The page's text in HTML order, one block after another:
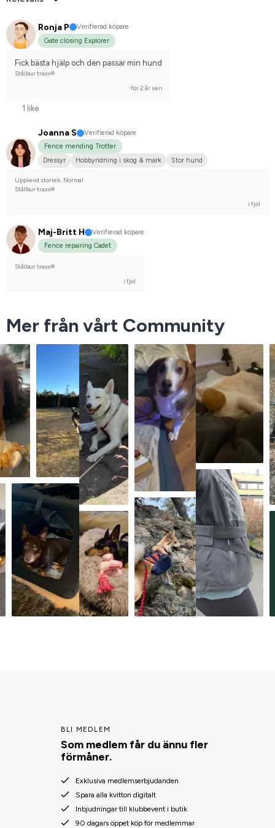
Ronja P
Verifierad köpare
Gate closing Explorer
Fick bästa hjälp och den passar min hund
Stålbur traxx®
för 2 år sen
1 like
Joanna S
Verifierad köpare
Fence mending Trotter
Dressyr
Hobbyridning i skog & mark
Stor hund
Upplevd storlek: Normal
Stålbur traxx®
i fjol
Maj-Britt H
Verifierad köpare
Fence repairing Cadet
Stålbur traxx®
i fjol
Mer från vårt Community
BLI MEDLEM
Som medlem får du ännu fler
förmåner.
Exklusiva medlemserbjudanden
Spara alla kvitton digitalt
Inbjudningar till klubbevent i butik
90 dagars öppet köp för medlemmar